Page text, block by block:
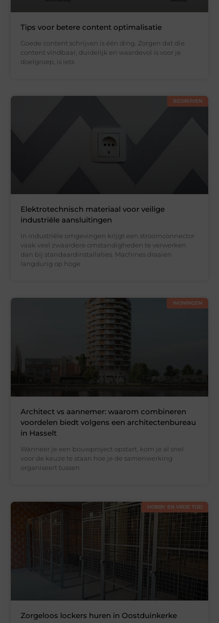
Tips voor betere content optimalisatie
Goede content schrijven is één ding. Zorgen dat die
content vindbaar, duidelijk en waardevol is voor je
doelgroep, is iets
BEDRIJVEN
Elektrotechnisch materiaal voor veilige
industriële aansluitingen
In industriële omgevingen krijgt een stroomconnector
vaak veel zwaardere omstandigheden te verwerken
dan bij standaardinstallaties. Machines draaien
langdurig op hoge
WONINGEN
Architect vs aannemer: waarom combineren
voordelen biedt volgens een architectenbureau
in Hasselt
Wanneer je een bouwproject opstart, kom je al snel
voor de keuze te staan hoe je de samenwerking
organiseert tussen
HOBBY EN VRIJE TIJD
Zorgeloos lockers huren in Oostduinkerke